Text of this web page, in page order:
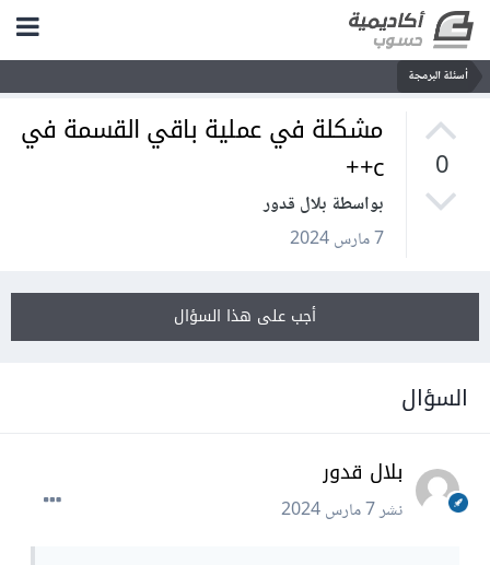
أسئلة البرمجة
0
مشكلة في عملية باقي القسمة في
c++
بواسطة بلال قدور
7 مارس 2024
أجب على هذا السؤال
السؤال
بلال قدور
نشر7 مارس 2024